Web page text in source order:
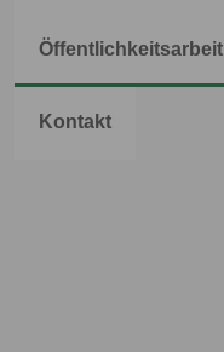
Öffentlichkeitsarbeit
Kontakt